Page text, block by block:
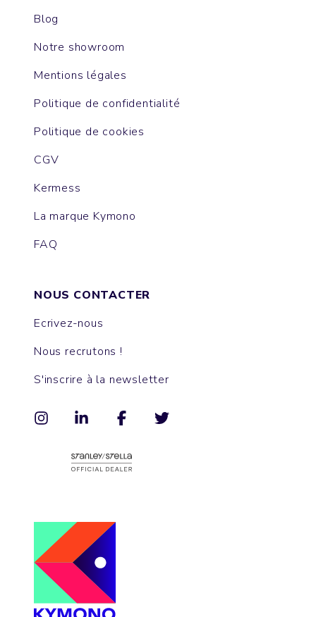
Blog
Notre showroom
Mentions légales
Politique de confidentialité
Politique de cookies
CGV
Kermess
La marque Kymono
FAQ
NOUS CONTACTER
Ecrivez-nous
Nous recrutons !
S'inscrire à la newsletter